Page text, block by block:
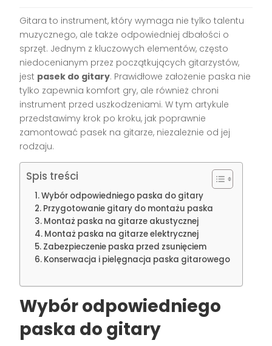
Gitara to instrument, który wymaga nie tylko talentu
muzycznego, ale także odpowiedniej dbałości o
sprzęt. Jednym z kluczowych elementów, często
niedocenianym przez początkujących gitarzystów,
jest pasek do gitary. Prawidłowe założenie paska nie
tylko zapewnia komfort gry, ale również chroni
instrument przed uszkodzeniami. W tym artykule
przedstawimy krok po kroku, jak poprawnie
zamontować pasek na gitarze, niezależnie od jej
rodzaju.
Spis treści
Wybór odpowiedniego paska do gitary
Przygotowanie gitary do montażu paska
Montaż paska na gitarze akustycznej
Montaż paska na gitarze elektrycznej
Zabezpieczenie paska przed zsunięciem
Konserwacja i pielęgnacja paska gitarowego
Wybór odpowiedniego
paska do gitary